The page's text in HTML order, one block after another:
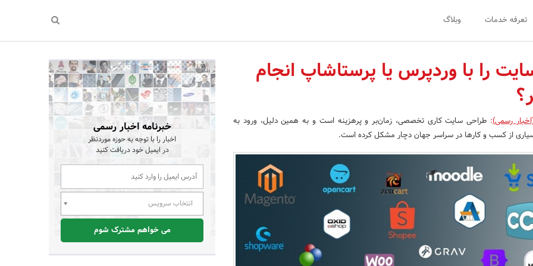
تعرفه خدمات وبلاگ
را با وردپرس یا پرستاشاپ انجام
رسمی): طراحی سایت کاری تخصصی، زمان‌بر و پرهزینه است و به همین دلیل، ورود به
بسیاری از کسب و کارها در سراسر جهان دچار مشکل کرده است.
خبرنامه اخبار رسمی
اخبار را با توجه به حوزه موردنظر
در ایمیل خود دریافت کنید
انتخاب سرویس
می خواهم مشترک شوم